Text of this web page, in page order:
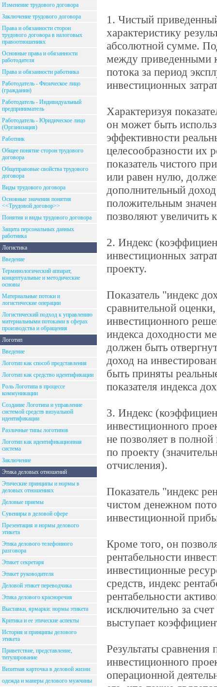
Изменение трудового договора
Заключение трудового договора
Права и обязанности сторон
трудового договора в налоговых
правоотношениях
Основные права и обязанности
работодателя
Права и обязанности работника
Работодатель - Физическое лицо
(гражданин)
Работодатель - Индивидуальный
предприниматель
Работодатель - Юридическое лицо
(Организация)
Работник
Общее понятие сторон трудового
договора
Общеправовые свойства трудового
договора
Виды трудового договора
Основные значения понятия
<<Трудовой договор>>
Понятия и виды трудового договора
Защита персональных данных
работника
Логистика
Введение
Терминологический аппарат,
концептуальные и методические
основы
Материальные потоки и
логистические операции
Логистический подход к управлению
материальными потоками в сферах
производства и обращения
Логотип
Введение
Логотип как способ представления
Логотип как средство идентификации
Роль Логотипа в процессе
коммуникации
Создание Логотипа и управление
системой средств визуальной
идентификации
Различные типы логотипов
Логотип как идентификационная
система
Заключение
Этика деловых отношений
Этические принципы и нормы в
деловых отношениях
Деловые приемы
Сувениры в деловой сфере
Презентация и нормы делового
этикета
Этика делового телефонного
разговора
Этикет секретаря
Этикет руководителя
Деловой этикет переводчика
Этика делового красноречия
Выставки, ярмарки: нормы этикета
Критика и ее этические аспекты
История и принципы делового
этикета
Приветствие, представление,
титулирование
Визитная карточка в деловой жизни
одежда и манеры делового мужчины
1. Чистый
характеристику
абсолютной сумме.
между приведенными
потока за период
инвестиционных
Характеризуя
он может быть
эффективности
целесообразности их
показатель чистого
или равен нулю,
дополнительный
положительным
позволяют увеличить
2. Индекс
инвестиционных
проекту.
Показатель "индекс
сравнительной
инвестиционного
индекса доходности
должен быть
доход на
быть приняты
показателя индекса
3. Индекс
инвестиционного
не позволяет в
по проекту
отчисления).
Показатель "индекс
чистом денежном
инвестиционной
Кроме того, он
рентабельности
инвестиционные
средств, индекс
рентабельности
исключительно за
выступает
Результаты
инвестиционного
операционной